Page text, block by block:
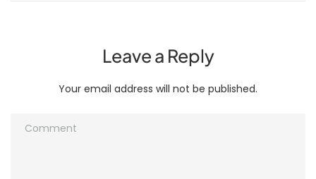
Leave a Reply
Your email address will not be published.